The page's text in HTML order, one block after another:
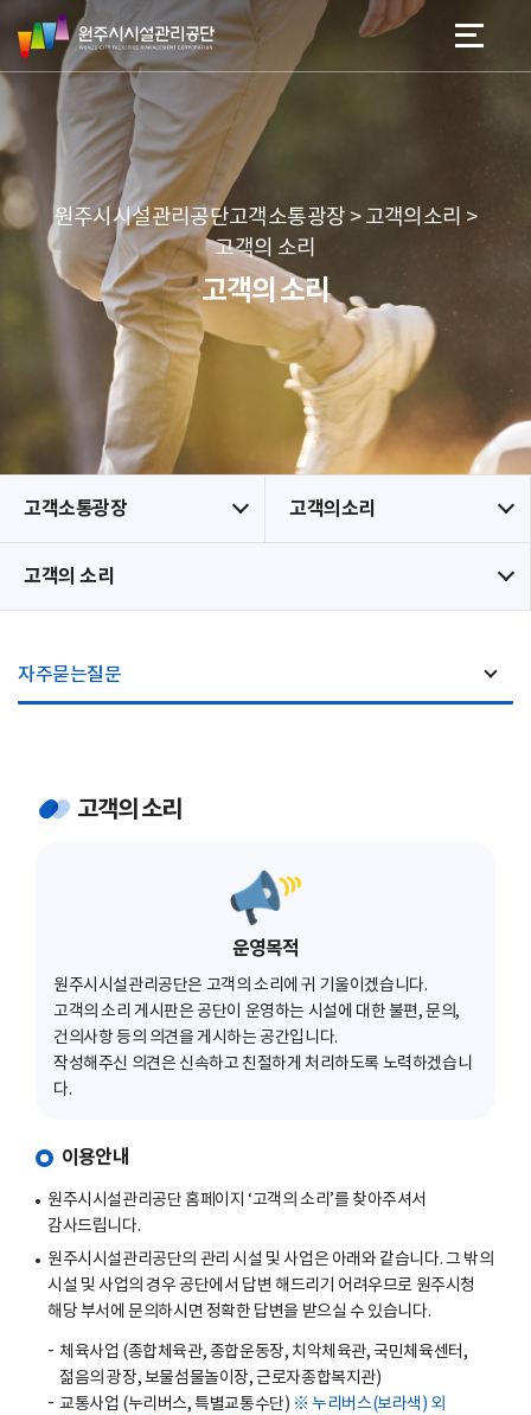
네
이
션
본문 바로가기
메뉴 바로가기
원
주
시
시
설
관
리
공
단
원주시시설관리공단고객소통광장 > 고객의소리 >
고객의 소리
고객의 소리
고객소통광장 고객의소리
고객의 소리
자주묻는질문
고객의 소리
운영목적
원주시시설관리공단은 고객의 소리에 귀 기울이겠습니다.
고객의 소리 게시판은 공단이 운영하는 시설에 대한 불편, 문의,
건의사항 등의 의견을 게시하는 공간입니다.
작성해주신 의견은 신속하고 친절하게 처리하도록 노력하겠습니
다.
이용안내
원주시시설관리공단 홈페이지 ‘고객의 소리’를 찾아주셔서
감사드립니다.
원주시시설관리공단의 관리 시설 및 사업은 아래와 같습니다. 그 밖의
시설 및 사업의 경우 공단에서 답변 해드리기 어려우므로 원주시청
해당 부서에 문의하시면 정확한 답변을 받으실 수 있습니다.
체육사업 (종합체육관, 종합운동장, 치악체육관, 국민체육센터,
젊음의 광장, 보물섬물놀이장, 근로자종합복지관)
교통사업 (누리버스, 특별교통수단) ※ 누리버스(보라색) 외